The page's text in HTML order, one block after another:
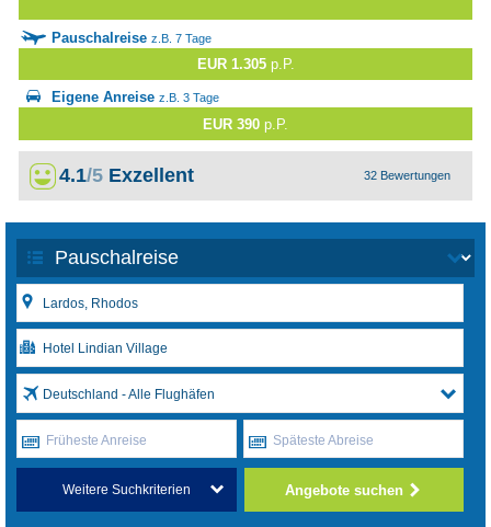
Pauschalreise z.B. 7 Tage
EUR 1.305 p.P.
Eigene Anreise z.B. 3 Tage
EUR 390 p.P.
4.1/5 Exzellent 32 Bewertungen
Deutschland - Alle Flughäfen
Früheste Anreise Späteste Abreise
Weitere Suchkriterien Angebote suchen